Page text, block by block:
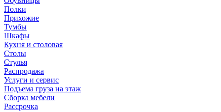
Полки
Прихожие
Тумбы
Шкафы
Кухня и столовая
Столы
Стулья
Распродажа
Услуги и сервис
Подъема груза на этаж
Сборка мебели
Рассрочка